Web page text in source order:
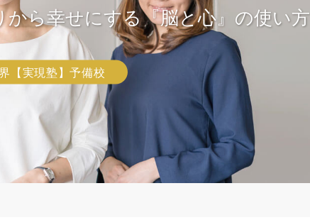
Engine?
【実現塾】予備校
ら幸せにする『脳と心』の使い方
【実現塾】予備校
人生は自分の意志でコントロール
【実現塾】予備校
湧き溢れるモチベーションを
【実現塾】予備校
り仕事を通じで世界に影響を
【実現塾】予備校